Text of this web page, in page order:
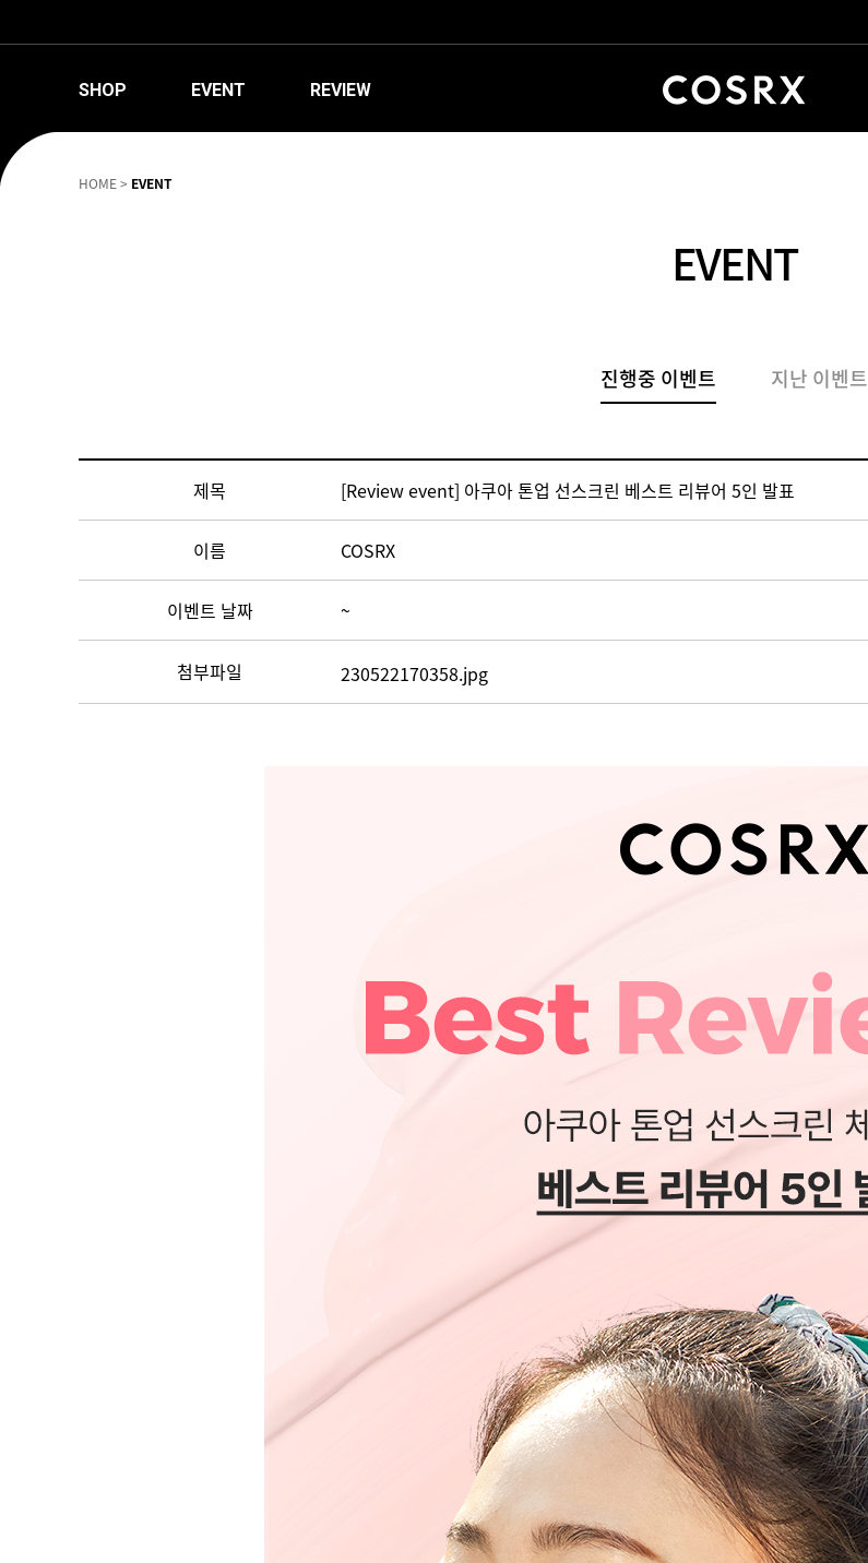
SHOP EVENT REVIEW
HOME> EVENT
EVENT
진행중 이벤트 지난 이벤트
제목 [Review event] 아쿠아 톤업 선스크린 베스트 리뷰어 5인 발표
이름 COSRX
이벤트 날짜 ~
첨부파일 230522170358.jpg